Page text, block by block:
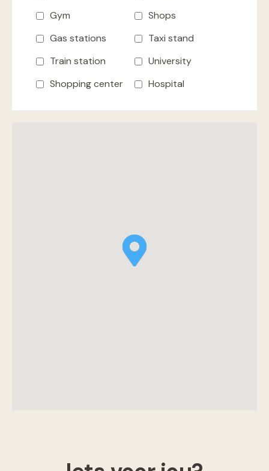
Gym
Shops
Gas stations
Taxi stand
Train station
University
Shopping center
Hospital